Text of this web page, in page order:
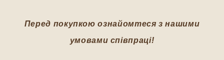
Перед покупкою ознайомтеся з нашими
умовами співпраці!